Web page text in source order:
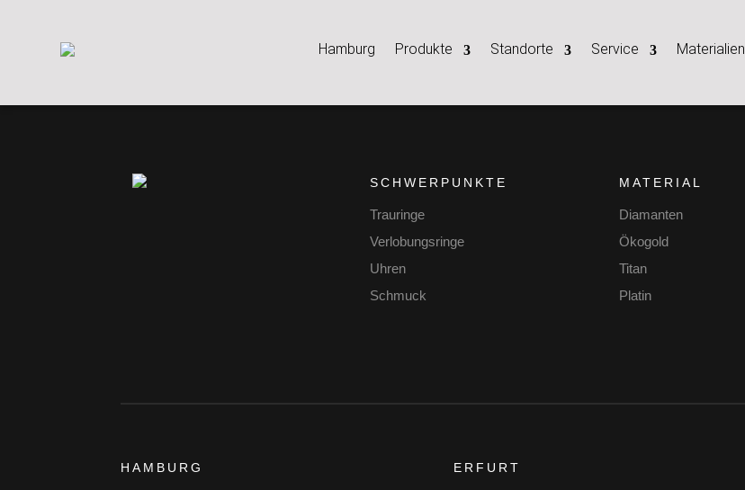
Hamburg Produkte Standorte Service Materialien
SCHWERPUNKTE
Trauringe
Verlobungsringe
Uhren
Schmuck
MATERIAL
Diamanten
Ökogold
Titan
Platin
HAMBURG ERFURT